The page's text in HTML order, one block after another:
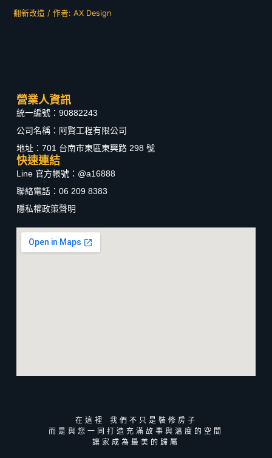
翻新改造 / 作者:AX Design
在這裡 我們不只是裝修房子
而是與您一同打造充滿故事與溫度的空間
讓家成為最美的歸屬
營業人資訊
統一編號：90882243
公司名稱：阿賢工程有限公司
地址：701 台南市東區東興路 298 號
快速連結
Line 官方帳號：@a16888
聯絡電話：06 209 8383
隱私權政策聲明